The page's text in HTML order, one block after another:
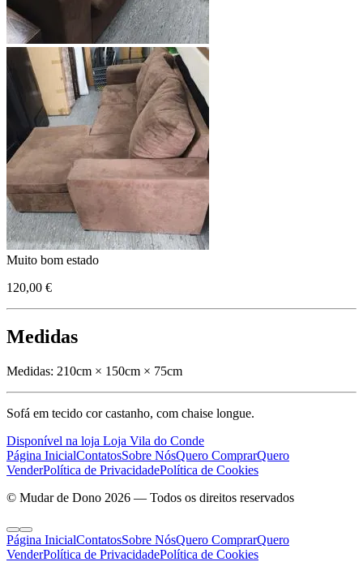
Muito bom estado
120,00 €
Medidas
Medidas: 210cm × 150cm × 75cm
Sofá em tecido cor castanho, com chaise longue.
Disponível na loja Loja Vila do Conde
Página InicialContatosSobre NósQuero ComprarQuero
VenderPolítica de PrivacidadePolítica de Cookies
© Mudar de Dono 2026 — Todos os direitos reservados
Página InicialContatosSobre NósQuero ComprarQuero
VenderPolítica de PrivacidadePolítica de Cookies